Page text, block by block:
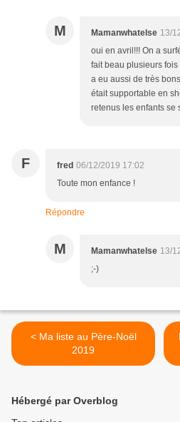
M Mamanwhatelse 13/
oui en avril!!! On a
fait beau plusieurs
a eu aussi de très
était supportable en
retenus les enfants se
F fred 06/12/2019 17:02
Toute mon enfance !
Répondre
M Mamanwhatelse 13/
;-)
< Ma liste au Père-Noël
2019
Hébergé par Overblog